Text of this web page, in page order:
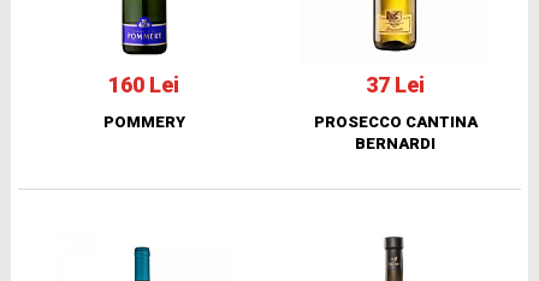
160 Lei
POMMERY
37 Lei
PROSECCO CANTINA
BERNARDI